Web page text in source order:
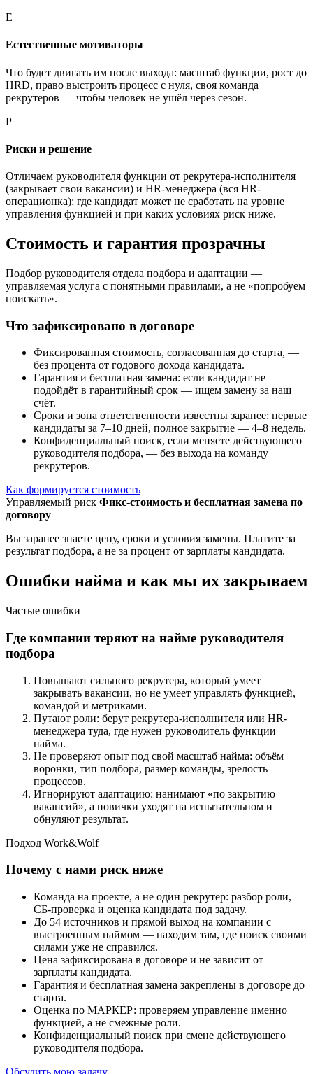
Е
Естественные мотиваторы
Что будет двигать им после выхода: масштаб функции, рост до
HRD, право выстроить процесс с нуля, своя команда
рекрутеров — чтобы человек не ушёл через сезон.
Р
Риски и решение
Отличаем руководителя функции от рекрутера-исполнителя
(закрывает свои вакансии) и HR-менеджера (вся HR-
операционка): где кандидат может не сработать на уровне
управления функцией и при каких условиях риск ниже.
Стоимость и гарантия прозрачны
Подбор руководителя отдела подбора и адаптации —
управляемая услуга с понятными правилами, а не «попробуем
поискать».
Что зафиксировано в договоре
Фиксированная стоимость, согласованная до старта, —
без процента от годового дохода кандидата.
Гарантия и бесплатная замена: если кандидат не
подойдёт в гарантийный срок — ищем замену за наш
счёт.
Сроки и зона ответственности известны заранее: первые
кандидаты за 7–10 дней, полное закрытие — 4–8 недель.
Конфиденциальный поиск, если меняете действующего
руководителя подбора, — без выхода на команду
рекрутеров.
Как формируется стоимость
Управляемый риск Фикс-стоимость и бесплатная замена по
договору
Вы заранее знаете цену, сроки и условия замены. Платите за
результат подбора, а не за процент от зарплаты кандидата.
Ошибки найма и как мы их закрываем
Частые ошибки
Где компании теряют на найме руководителя
подбора
Повышают сильного рекрутера, который умеет
закрывать вакансии, но не умеет управлять функцией,
командой и метриками.
Путают роли: берут рекрутера-исполнителя или HR-
менеджера туда, где нужен руководитель функции
найма.
Не проверяют опыт под свой масштаб найма: объём
воронки, тип подбора, размер команды, зрелость
процессов.
Игнорируют адаптацию: нанимают «по закрытию
вакансий», а новички уходят на испытательном и
обнуляют результат.
Подход Work&Wolf
Почему с нами риск ниже
Команда на проекте, а не один рекрутер: разбор роли,
СБ-проверка и оценка кандидата под задачу.
До 54 источников и прямой выход на компании с
выстроенным наймом — находим там, где поиск своими
силами уже не справился.
Цена зафиксирована в договоре и не зависит от
зарплаты кандидата.
Гарантия и бесплатная замена закреплены в договоре до
старта.
Оценка по МАРКЕР: проверяем управление именно
функцией, а не смежные роли.
Конфиденциальный поиск при смене действующего
руководителя подбора.
Обсудить мою задачу